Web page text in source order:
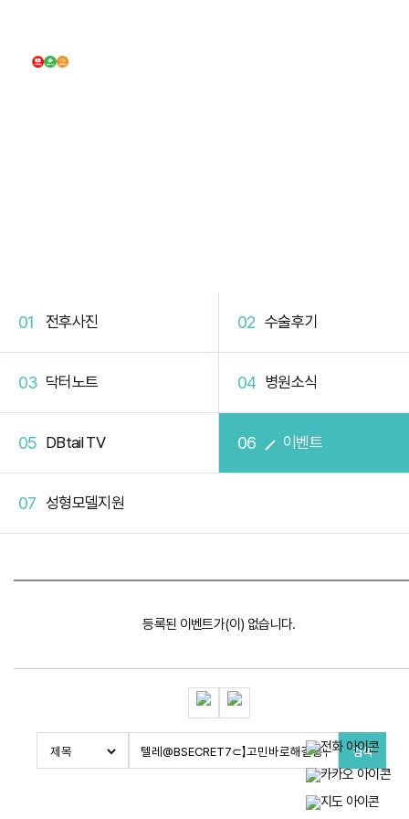
전후사진 수술후기
닥터노트 병원소식
DBtail TV 이벤트
성형모델지원
등록된 이벤트가(이) 없습니다.
검색